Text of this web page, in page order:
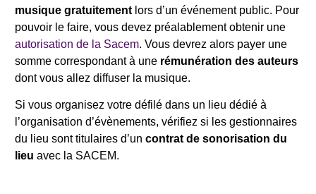
musique gratuitement lors d’un événement public. Pour
pouvoir le faire, vous devez préalablement obtenir une
autorisation de la Sacem. Vous devrez alors payer une
somme correspondant à une rémunération des auteurs
dont vous allez diffuser la musique.
Si vous organisez votre défilé dans un lieu dédié à
l’organisation d’évènements, vérifiez si les gestionnaires
du lieu sont titulaires d’un contrat de sonorisation du
lieu avec la SACEM.